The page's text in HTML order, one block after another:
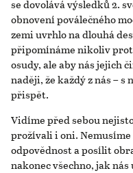
se dovolává výsledků 2.
obnovení poválečného
zemi uvrhlo na dlouhá
připomínáme nikoliv
osudy, ale aby nás jejich
naději, že každý z nás – s
přispět.
Vidíme před sebou
prožívali i oni.
odpovědnost a posílit
nakonec všechno, jak